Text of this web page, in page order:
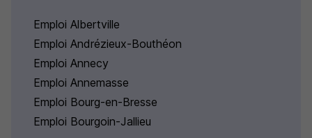
Emploi Albertville
Emploi Andrézieux-Bouthéon
Emploi Annecy
Emploi Annemasse
Emploi Bourg-en-Bresse
Emploi Bourgoin-Jallieu